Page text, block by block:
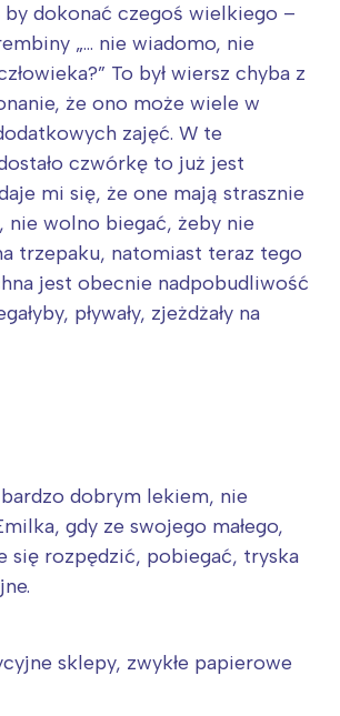
dokonać czegoś wielkiego –
„… nie wiadomo, nie
To był wiersz chyba z
że ono może wiele w
zajęć. W te
czwórkę to już jest
mi się, że one mają strasznie
nie wolno biegać, żeby nie
trzepaku, natomiast teraz tego
jest obecnie nadpobudliwość
pływały, zjeżdżały na
dobrym lekiem, nie
gdy ze swojego małego,
się rozpędzić, pobiegać, tryska
sklepy, zwykłe papierowe